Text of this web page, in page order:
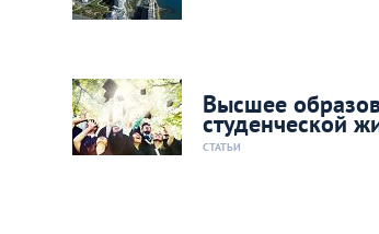
Высшее
студенческой
СТАТЬИ